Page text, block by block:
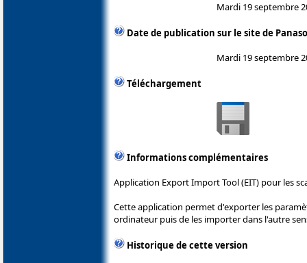
Mardi 19 septembre
Date de publication sur le site de
Mardi 19 septembre
Téléchargement
Informations complémentaires
Application Export Import Tool (EIT) pour les
Cette application permet d'exporter les
ordinateur puis de les importer dans l'autre
Historique de cette version